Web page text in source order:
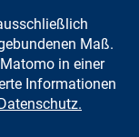
springen
Maß.
in einer
Informationen